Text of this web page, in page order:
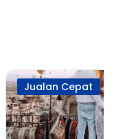
Jualan Cepat